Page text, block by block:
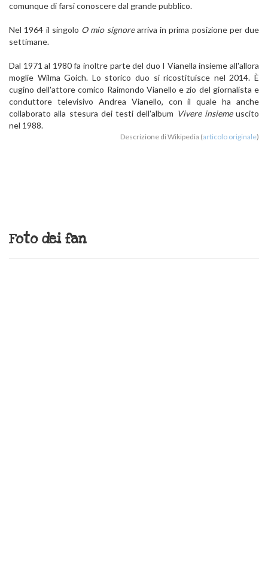
comunque di farsi conoscere dal grande pubblico.
Nel 1964 il singolo O mio signorearriva in prima posizione per due
settimane.
Dal 1971 al 1980 fa inoltre parte del duo I Vianella insieme all'allora
moglie Wilma Goich. Lo storico duo si ricostituisce nel 2014. È
cugino dell'attore comico Raimondo Vianello e zio del giornalista e
conduttore televisivo Andrea Vianello, con il quale ha anche
collaborato alla stesura dei testi dell'album Vivere insiemeuscito
nel 1988.
Descrizione di Wikipedia (articolo originale)
Foto dei fan